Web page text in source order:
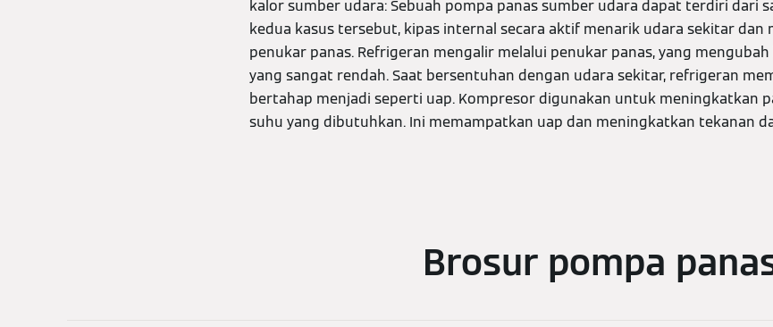
kalor sumber udara: Sebuah pompa panas sumber udara dapat terdiri dari
kedua kasus tersebut, kipas internal secara aktif menarik udara sekitar dan
penukar panas. Refrigeran mengalir melalui penukar panas, yang
yang sangat rendah. Saat bersentuhan dengan udara sekitar, refrigeran
bertahap menjadi seperti uap. Kompresor digunakan untuk meningkatkan
suhu yang dibutuhkan. Ini memampatkan uap dan meningkatkan tekanan
Brosur pompa